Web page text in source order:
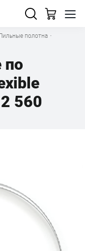
полотна ·
по
560